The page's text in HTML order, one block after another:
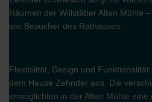
Räumen der Willstätter Alten Mühle
wie Besucher des Rathauses.
Flexibilität, Design und
dem Hause Zehnder aus. Die
ermöglichten in der Alten Mühle eine